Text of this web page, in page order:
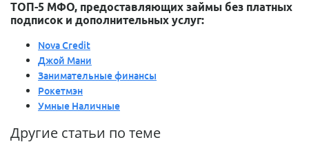
ТОП-5 МФО, предоставляющих займы без платных
подписок и дополнительных услуг:
Nova Credit
Джой Мани
Занимательные финансы
Рокетмэн
Умные Наличные
Другие статьи по теме